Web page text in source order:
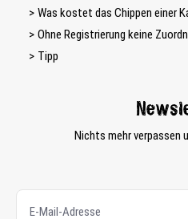
Was kostet das Chippen einer
Ohne Registrierung keine
Tipp
Nichts mehr verpassen